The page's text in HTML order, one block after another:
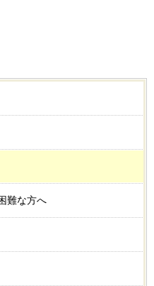
難な方へ